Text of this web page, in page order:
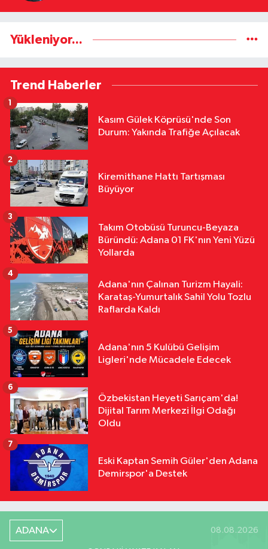
Yükleniyor...
Trend Haberler
Kasım Gülek Köprüsü'nde Son
Durum: Yakında Trafiğe Açılacak
1
Kiremithane Hattı Tartışması
Büyüyor
2
Takım Otobüsü Turuncu-Beyaza
Büründü: Adana 01 FK'nın Yeni Yüzü
Yollarda
3
Adana'nın Çalınan Turizm Hayali:
Karataş-Yumurtalık Sahil Yolu Tozlu
Raflarda Kaldı
4
Adana'nın 5 Kulübü Gelişim
Ligleri'nde Mücadele Edecek
5
Özbekistan Heyeti Sarıçam'da!
Dijital Tarım Merkezi İlgi Odağı
Oldu
6
Eski Kaptan Semih Güler'den Adana
Demirspor'a Destek
7
ADANA 08.08.2026